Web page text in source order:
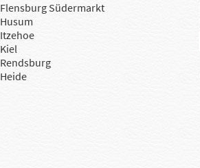
Flensburg Südermarkt
Husum
Itzehoe
Kiel
Rendsburg
Heide